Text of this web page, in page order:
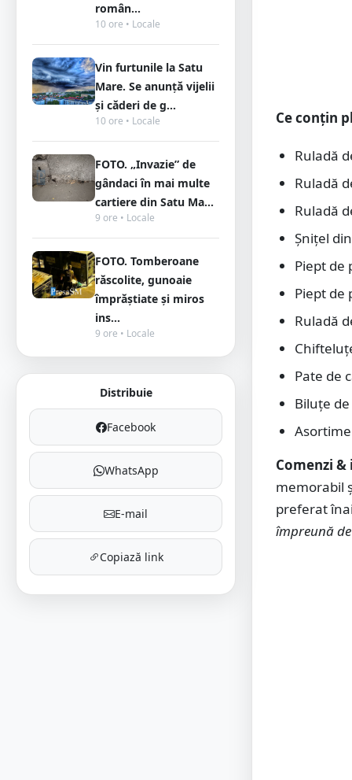
român...
10 ore • Locale
Vin furtunile la Satu
Mare. Se anunță vijelii
și căderi de g...
10 ore • Locale
FOTO. „Invazie” de
gândaci în mai multe
cartiere din Satu Ma...
9 ore • Locale
FOTO. Tomberoane
răscolite, gunoaie
împrăștiate și miros
ins...
9 ore • Locale
Distribuie
Facebook
WhatsApp
E-mail
Copiază link
Ce conțin
Ruladă
Ruladă
Ruladă
Șnițel
Piept de
Piept de
Ruladă
Pate de
Biluțe
Comenzi
memorabil
preferat
împreună